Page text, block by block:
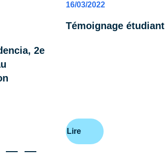
2e
16/03/2022
Témoignage étudiant
Lire
Page
Dernière